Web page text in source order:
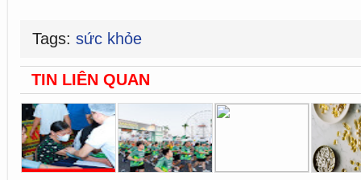
Tags: sức khỏe
TIN LIÊN QUAN